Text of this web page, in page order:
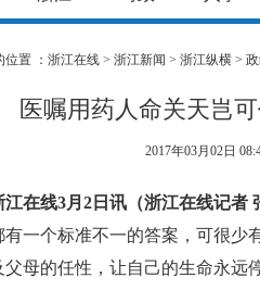
置 ： 浙江在线 > 浙江新闻 > 浙江纵横 >
医嘱用药人命关天岂
2017年03月02日
江在线3月2日讯（浙江在线记者
有一个标准不一的答案，可很少
父母的任性，让自己的生命永远